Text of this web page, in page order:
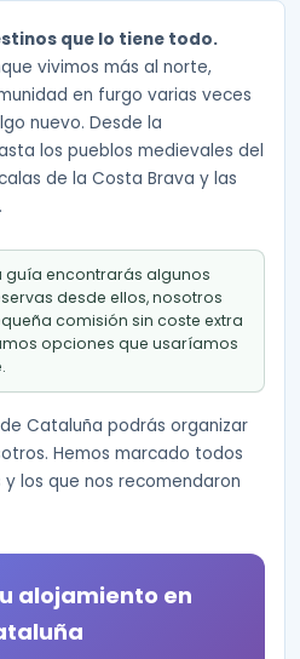
que lo tiene todo.
vivimos más al norte,
en furgo varias veces
nuevo. Desde la
los pueblos medievales del
de la Costa Brava y las
guía encontrarás algunos
desde ellos, nosotros
comisión sin coste extra
opciones que usaríamos
Cataluña podrás organizar
Hemos marcado todos
los que nos recomendaron
alojamiento en